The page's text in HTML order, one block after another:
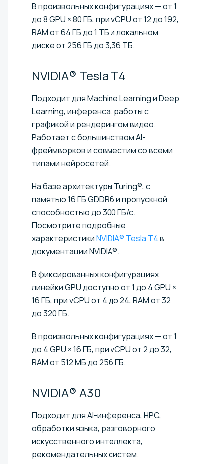
В произвольных конфигурациях — от 1
до 8 GPU × 80 ГБ, при vCPU от 12 до 192,
RAM от 64 ГБ до 1 ТБ и локальном
диске от 256 ГБ до 3,36 ТБ.
NVIDIA® Tesla T4
Подходит для Machine Learning и Deep
Learning, инференса, работы с
графикой и рендерингом видео.
Работает с большинством AI-
фреймворков и совместим со всеми
типами нейросетей.
На базе архитектуры Turing®, с
памятью 16 ГБ GDDR6 и пропускной
способностью до 300 ГБ/с.
Посмотрите подробные
характеристикиNVIDIA® Tesla T4в
документации NVIDIA®.
В фиксированных конфигурациях
линейки GPU доступно от 1 до 4 GPU ×
16 ГБ, при vCPU от 4 до 24, RAM от 32
до 320 ГБ.
В произвольных конфигурациях — от 1
до 4 GPU × 16 ГБ, при vCPU от 2 до 32,
RAM от 512 МБ до 256 ГБ.
NVIDIA® A30
Подходит для AI-инференса, HPC,
обработки языка, разговорного
искусственного интеллекта,
рекомендательных систем.